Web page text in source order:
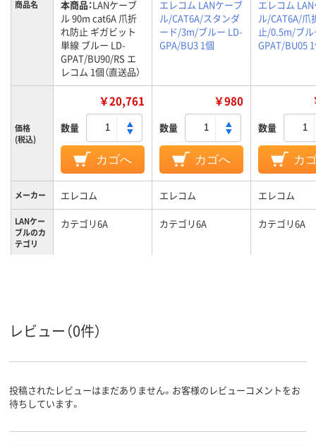
商品名 本商品：LANケーブ
ル 90m cat6A 爪折
れ防止 ギガビット
単線 ブルー LD-
GPAT/BU90/RS エ
レコム 1個（直送品）
エレコム LANケーブ
ル/CAT6A/スタンダ
ード/3m/ブルー LD-
GPA/BU3 1個
エレコム
ル/CAT6A/爪
止/0.5m/ブル
GPAT/BU05
価格
(税込)
￥20,761
数量
カゴへ
￥980
数量
カゴへ
数量
カ
メーカー エレコム エレコム エレコム
LANケー
ブルのカ
テゴリ
カテゴリ6A カテゴリ6A カテゴリ6A
線方式
レビュー（0件）
投稿されたレビューはまだありません。お客様のレビューコメントをお
待ちしています。